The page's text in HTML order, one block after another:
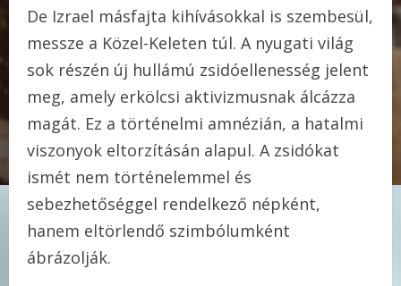
De Izrael másfajta kihívásokkal is szembesül,
messze a Közel-Keleten túl. A nyugati világ
sok részén új hullámú zsidóellenesség jelent
meg, amely erkölcsi aktivizmusnak álcázza
magát. Ez a történelmi amnézián, a hatalmi
viszonyok eltorzításán alapul. A zsidókat
ismét nem történelemmel és
sebezhetőséggel rendelkező népként,
hanem eltörlendő szimbólumként
ábrázolják.